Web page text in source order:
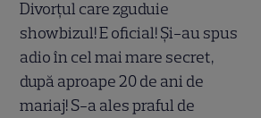
Divorțul care zguduie
showbizul! E oficial! Și-au spus
adio în cel mai mare secret,
după aproape 20 de ani de
mariaj! S-a ales praful de